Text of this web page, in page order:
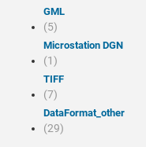
GML
(5)
Microstation DGN
(1)
TIFF
(7)
dataFormat_other
(29)